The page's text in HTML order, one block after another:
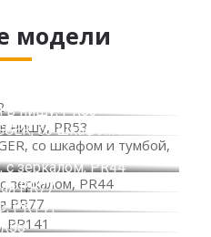
модели
в нишу, PR53
со шкафом и
зеркалом, PR44
PR77
PR141